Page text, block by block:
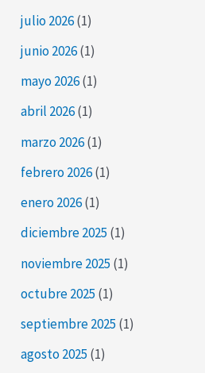
julio 2026(1)
junio 2026(1)
mayo 2026(1)
abril 2026(1)
marzo 2026(1)
febrero 2026(1)
enero 2026(1)
diciembre 2025 (1)
noviembre 2025 (1)
octubre 2025 (1)
septiembre 2025 (1)
agosto 2025 (1)